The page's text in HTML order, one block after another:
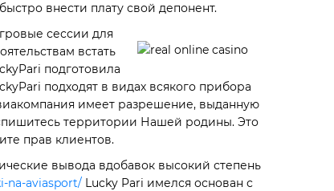
внести плату свой депонент.
сессии для
встать
подготовила
подходят в видах всякого прибора
имеет разрешение, выданную
территории Нашей родины. Это
прав клиентов.
вывода вдобавок высокий степень
na-aviasport/Lucky Pari имелся основан с